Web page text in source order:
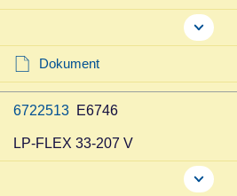
Dokument
6722513 E6746
LP-FLEX 33-207 V